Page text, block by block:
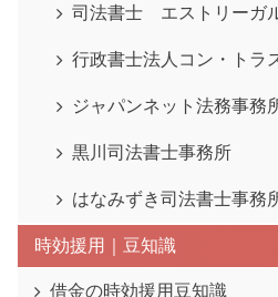
司法書士 エストリーガ
行政書士法人コン・トラ
ジャパンネット法務事務
黒川司法書士事務所
はなみずき司法書士事務
時効援用｜豆知識
借金の時効援用豆知識